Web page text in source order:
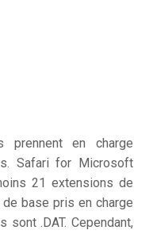
en charge
Safari for Microsoft
21 extensions de
base pris en charge
.DAT. Cependant,